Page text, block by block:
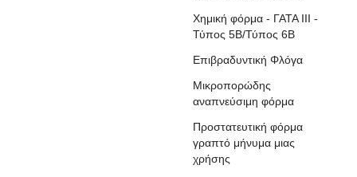
Χημική φόρμα - ΓΑΤΑ III -
Τύπος 5B/Τύπος 6B
Επιβραδυντική Φλόγα
Μικροπορώδης
αναπνεύσιμη φόρμα
Προστατευτική φόρμα
γραπτό μήνυμα μιας
χρήσης